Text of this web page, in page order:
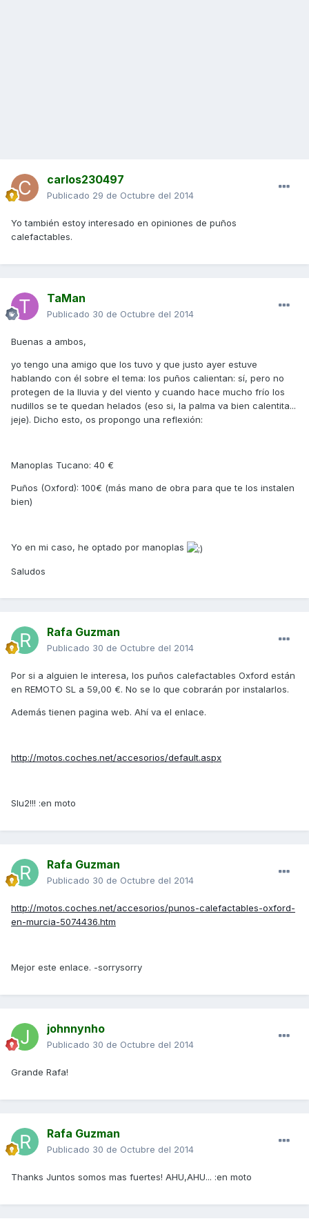
carlos230497
Publicado 29 de Octubre del 2014
Yo también estoy interesado en opiniones de puños
calefactables.
TaMan
Publicado 30 de Octubre del 2014
Buenas a ambos,
yo tengo una amigo que los tuvo y que justo ayer estuve
hablando con él sobre el tema: los puños calientan: sí, pero no
protegen de la lluvia y del viento y cuando hace mucho frío los
nudillos se te quedan helados (eso si, la palma va bien calentita...
jeje). Dicho esto, os propongo una reflexión:
Manoplas Tucano: 40 €
Puños (Oxford): 100€ (más mano de obra para que te los instalen
bien)
Yo en mi caso, he optado por manoplas
Saludos
Rafa Guzman
Publicado 30 de Octubre del 2014
Por si a alguien le interesa, los puños calefactables Oxford están
en REMOTO SL a 59,00 €. No se lo que cobrarán por instalarlos.
Además tienen pagina web. Ahí va el enlace.
http://motos.coches.net/accesorios/default.aspx
Slu2!!! :en moto
Rafa Guzman
Publicado 30 de Octubre del 2014
http://motos.coches.net/accesorios/punos-calefactables-oxford-
en-murcia-5074436.htm
Mejor este enlace. -sorrysorry
johnnynho
Publicado 30 de Octubre del 2014
Grande Rafa!
Rafa Guzman
Publicado 30 de Octubre del 2014
Thanks Juntos somos mas fuertes! AHU,AHU... :en moto